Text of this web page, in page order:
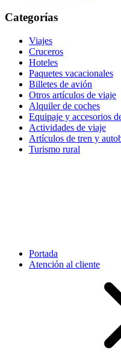
Categorías
Viajes
Cruceros
Hoteles
Paquetes vacacionales
Billetes de avión
Otros artículos de viaje
Alquiler de coches
Equipaje y accesorios
Actividades de viaje
Artículos de tren y
Turismo rural
Portada
Atención al cliente